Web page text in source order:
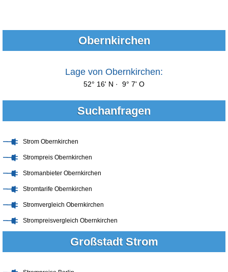
Obernkirchen
Lage von Obernkirchen:
52° 16' N · 9° 7' O
Suchanfragen
Strom Obernkirchen
Strompreis Obernkirchen
Stromanbieter Obernkirchen
Stromtarife Obernkirchen
Stromvergleich Obernkirchen
Strompreisvergleich Obernkirchen
Großstadt Strom